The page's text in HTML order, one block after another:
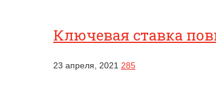
Ключевая ставка
23 апреля, 2021 285